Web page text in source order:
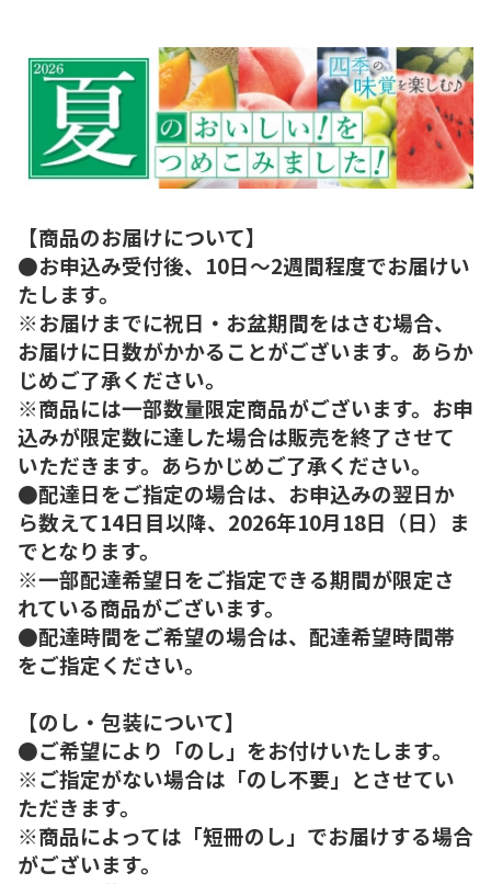
【商品のお届けについて】
●お申込み受付後、10日～2週間程度でお届けい
たします。
※お届けまでに祝日・お盆期間をはさむ場合、
お届けに日数がかかることがございます。あらか
じめご了承ください。
※商品には一部数量限定商品がございます。お申
込みが限定数に達した場合は販売を終了させて
いただきます。あらかじめご了承ください。
●配達日をご指定の場合は、お申込みの翌日か
ら数えて14日目以降、2026年10月18日（日）ま
でとなります。
※一部配達希望日をご指定できる期間が限定さ
れている商品がございます。
●配達時間をご希望の場合は、配達希望時間帯
をご指定ください。
【のし・包装について】
●ご希望により「のし」をお付けいたします。
※ご指定がない場合は「のし不要」とさせてい
ただきます。
※商品によっては「短冊のし」でお届けする場合
がございます。